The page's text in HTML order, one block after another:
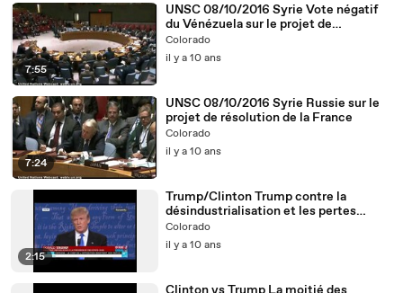
7:55
UNSC 08/10/2016 Syrie Vote négatif
du Vénézuela sur le projet de
résolution de la France
Colorado
il y a 10 ans
7:24
UNSC 08/10/2016 Syrie Russie sur le
projet de résolution de la France
Colorado
il y a 10 ans
2:15
Trump/Clinton Trump contre la
désindustrialisation et les pertes
d'emplois aux USA
Colorado
il y a 10 ans